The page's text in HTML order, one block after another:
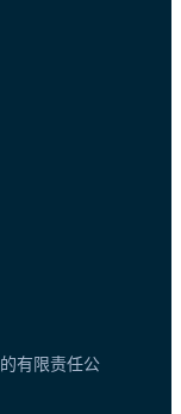
有限责任公